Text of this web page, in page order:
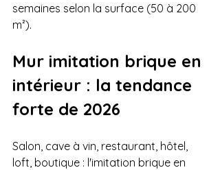
semaines selon la surface (50 à 200
m²).
Mur imitation brique en
intérieur : la tendance
forte de 2026
Salon, cave à vin, restaurant, hôtel,
loft, boutique : l'imitation brique en